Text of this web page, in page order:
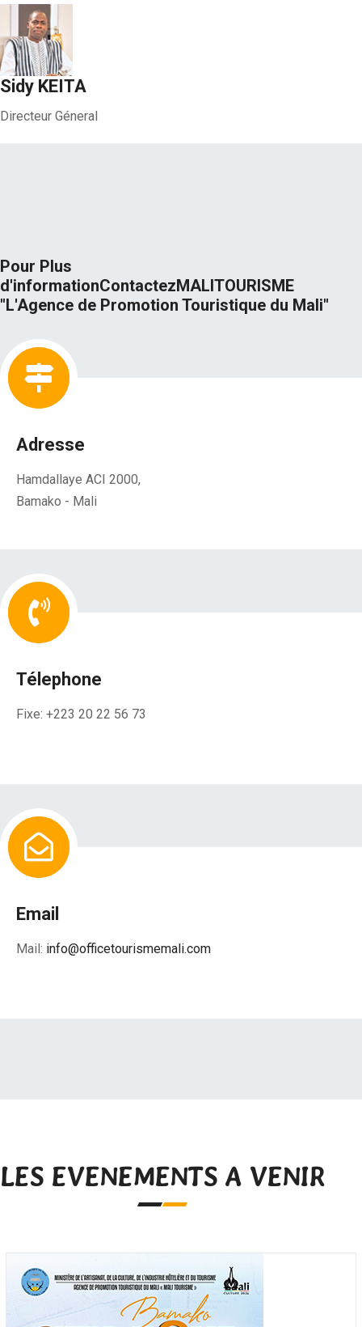
Sidy KEITA
Directeur Géneral
Pour Plus
d'informationContactezMALITOURISME
"L'Agence de Promotion Touristique du Mali"
Adresse
Hamdallaye ACI 2000,
Bamako - Mali
Télephone
Fixe: +223 20 22 56 73
Email
Mail: info@officetourismemali.com
LES EVENEMENTS A VENIR